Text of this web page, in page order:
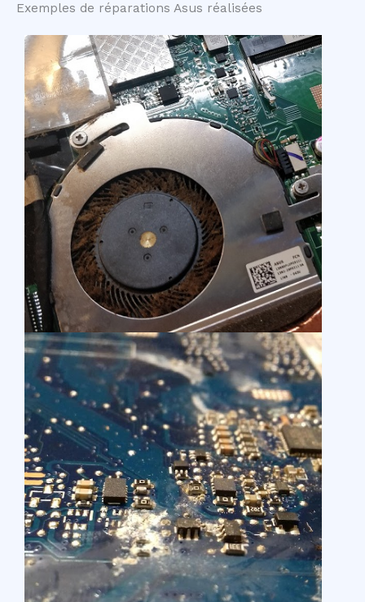
Exemples de réparations Asus réalisées